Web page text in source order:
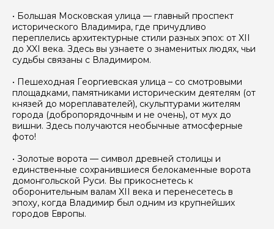
• Большая Московская улица — главный проспект
исторического Владимира, где причудливо
переплелись архитектурные стили разных эпох: от XII
до XXI века. Здесь вы узнаете о знаменитых людях, чьи
судьбы связаны с Владимиром.
• Пешеходная Георгиевская улица – со смотровыми
площадками, памятниками историческим деятелям (от
князей до мореплавателей), скульптурами жителям
города (добропорядочным и не очень), от мух до
вишни. Здесь получаются необычные атмосферные
фото!
• Золотые ворота — символ древней столицы и
единственные сохранившиеся белокаменные ворота
домонгольской Руси. Вы прикоснетесь к
оборонительным валам XII века и перенесетесь в
эпоху, когда Владимир был одним из крупнейших
городов Европы.